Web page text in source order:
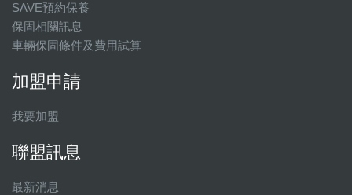
SAVE預約保養
保固相關訊息
車輛保固條件及費用試算
加盟申請
我要加盟
聯盟訊息
最新消息